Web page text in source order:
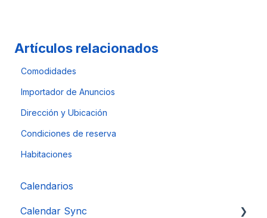
Artículos relacionados
Comodidades
Importador de Anuncios
Dirección y Ubicación
Condiciones de reserva
Habitaciones
Calendarios
Calendar Sync